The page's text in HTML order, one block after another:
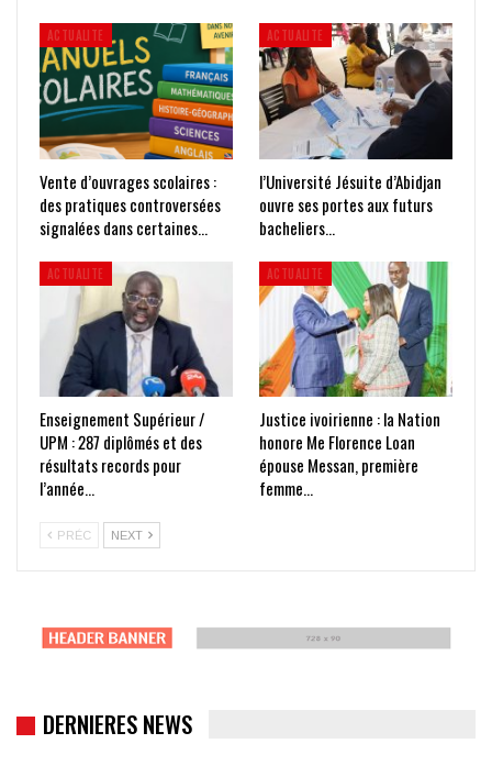
ACTUALITE
Vente d’ouvrages scolaires :
des pratiques controversées
signalées dans certaines…
ACTUALITE
l’Université Jésuite d’Abidjan
ouvre ses portes aux futurs
bacheliers…
ACTUALITE
Enseignement Supérieur /
UPM : 287 diplômés et des
résultats records pour
l’année…
ACTUALITE
Justice ivoirienne : la Nation
honore Me Florence Loan
épouse Messan, première
femme…
PRÉC NEXT
DERNIERES NEWS